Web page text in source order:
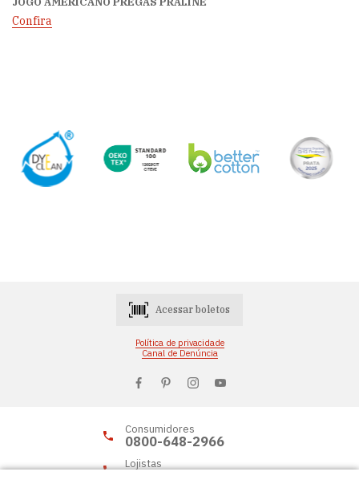
Confira
Acessar boletos
Política de privacidade
Canal de Denúncia
Consumidores
0800-648-2966
Lojistas